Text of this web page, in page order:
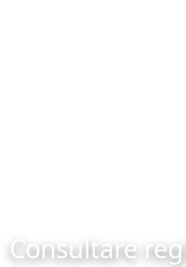
Consultare